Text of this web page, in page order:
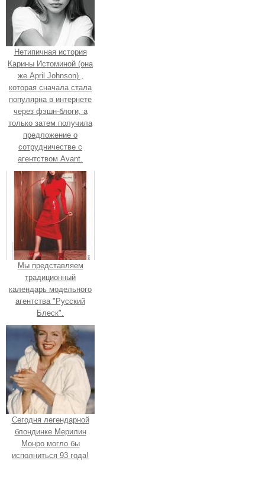
Нетипичная история
Карины Истоминой (она
же April Johnson) ,
которая сначала стала
популярна в интернете
через фэшн-блоги, а
только затем получила
предложение о
сотрудничестве с
агентством Avant.
Мы представляем
традиционный
календарь модельного
агентства "Русский
Блеск".
Сегодня легендарной
блондинке Мерилин
Монро могло бы
исполниться 93 года!